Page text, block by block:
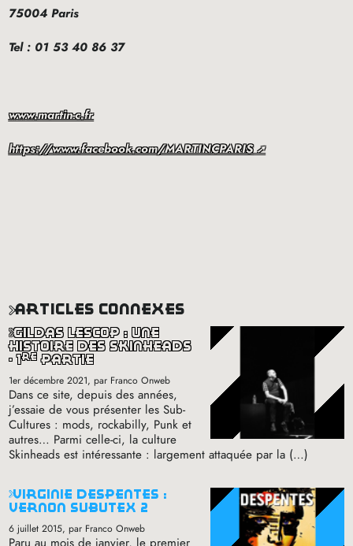
75004 Paris
Tel : 01 53 40 86 37
www.martin-c.fr
https://www.facebook.com/MARTINCPARIS
articles connexes
gildas lescop : une
histoire des skinheads
- 1re partie
1er décembre 2021, par Franco Onweb
Dans ce site, depuis des années,
j’essaie de vous présenter les Sub-
Cultures : mods, rockabilly, Punk et
autres… Parmi celle-ci, la culture
Skinheads est intéressante : largement attaquée par la (…)
virginie despentes :
vernon subutex 2
6 juillet 2015, par Franco Onweb